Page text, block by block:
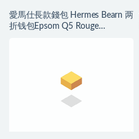
愛馬仕長款錢包 Hermes Bearn 两
折钱包Epsom Q5 Rouge